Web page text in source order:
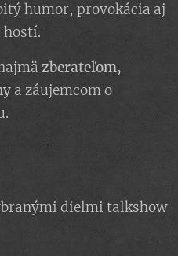
humor, provokácia aj
hostí.
zberateľom,
a záujemcom o
dielmi talkshow